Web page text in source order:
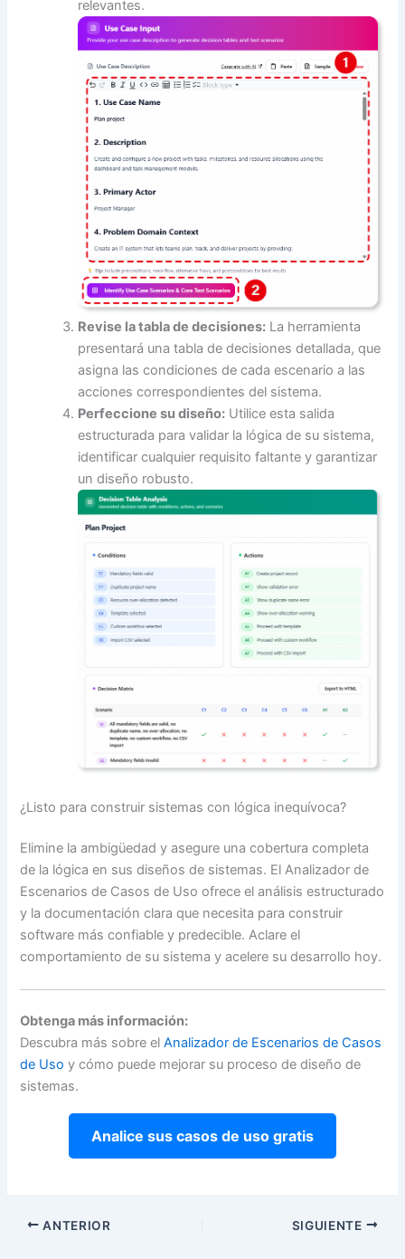
relevantes.
Revise la tabla de decisiones: La herramienta
presentará una tabla de decisiones detallada, que
asigna las condiciones de cada escenario a las
acciones correspondientes del sistema.
Perfeccione su diseño: Utilice esta salida
estructurada para validar la lógica de su sistema,
identificar cualquier requisito faltante y garantizar
un diseño robusto.
¿Listo para construir sistemas con lógica inequívoca?
Elimine la ambigüedad y asegure una cobertura completa
de la lógica en sus diseños de sistemas. El Analizador de
Escenarios de Casos de Uso ofrece el análisis estructurado
y la documentación clara que necesita para construir
software más confiable y predecible. Aclare el
comportamiento de su sistema y acelere su desarrollo hoy.
Obtenga más información:
Descubra más sobre elAnalizador de Escenarios de Casos
de Uso y cómo puede mejorar su proceso de diseño de
sistemas.
Analice sus casos de uso gratis
ANTERIOR SIGUIENTE